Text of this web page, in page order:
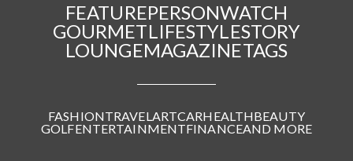
FEATUREPERSONWATCH
GOURMETLIFESTYLESTORY
LOUNGEMAGAZINETAGS
FASHIONTRAVELARTCARHEALTHBEAUTY
GOLFENTERTAINMENTFINANCEAND MORE